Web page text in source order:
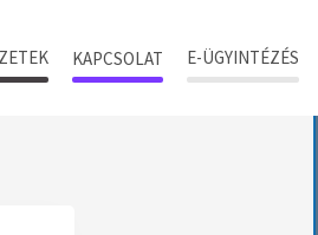
KAPCSOLAT E-ÜGYINTÉZÉS